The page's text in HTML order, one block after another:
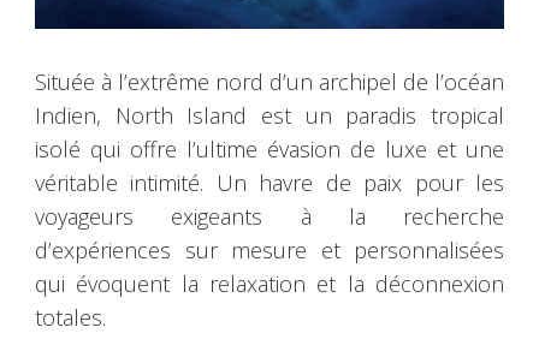
Située à l’extrême nord d’un archipel de l’océan
Indien, North Island est un paradis tropical
isolé qui offre l’ultime évasion de luxe et une
véritable intimité. Un havre de paix pour les
voyageurs exigeants à la recherche
d’expériences sur mesure et personnalisées
qui évoquent la relaxation et la déconnexion
totales.